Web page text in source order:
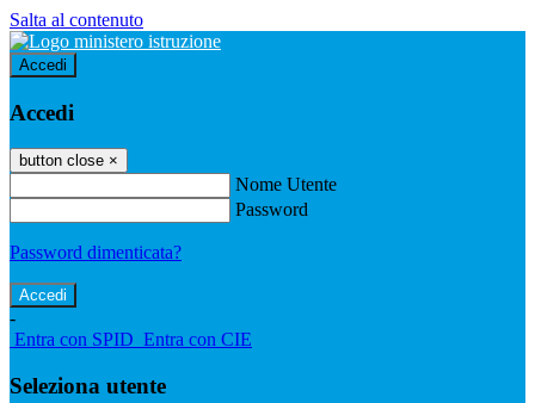
Salta al contenuto
Accedi
Accedi
button close ×
Nome Utente
Password
Password dimenticata?
-
Entra con SPID Entra con CIE
Seleziona utente